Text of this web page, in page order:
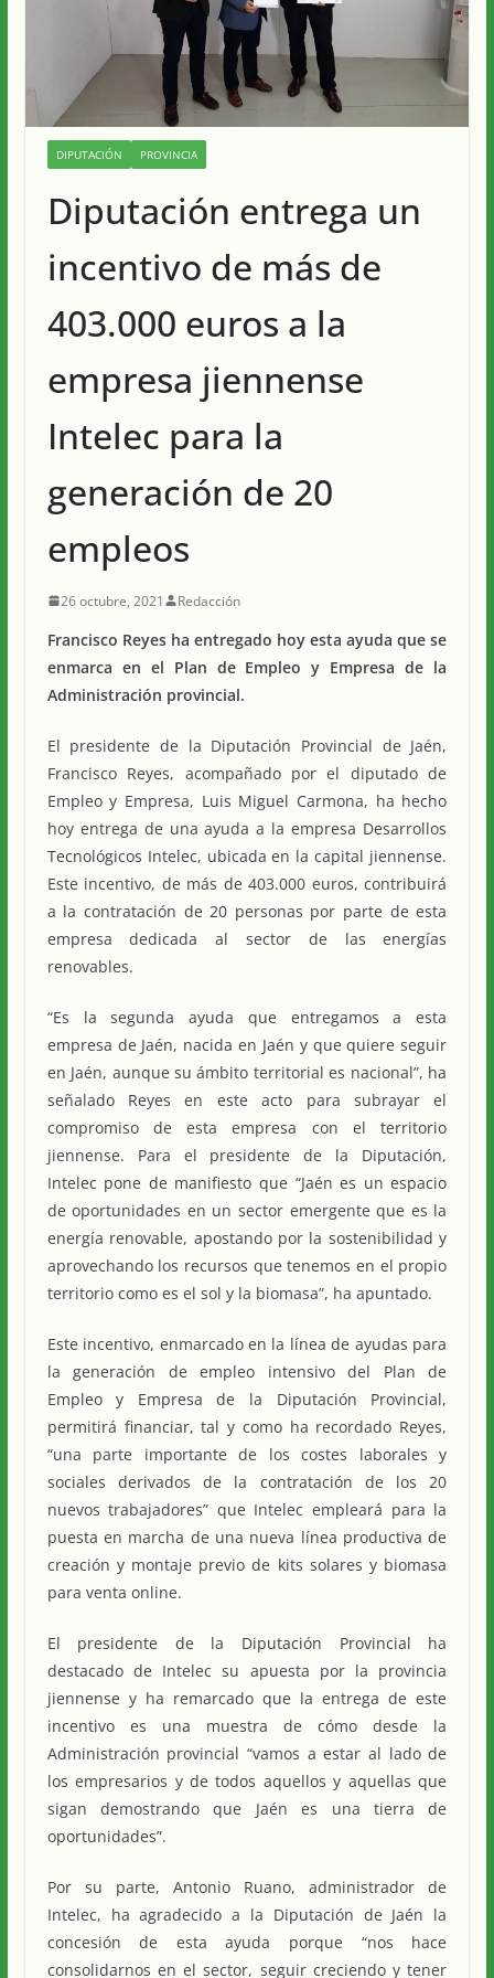
DIPUTACIÓN PROVINCIA
Diputación entrega un
incentivo de más de
403.000 euros a la
empresa jiennense
Intelec para la
generación de 20
empleos
26 octubre, 2021 Redacción
Francisco Reyes ha entregado hoy esta ayuda que se
enmarca en el Plan de Empleo y Empresa de la
Administración provincial.
El presidente de la Diputación Provincial de Jaén,
Francisco Reyes, acompañado por el diputado de
Empleo y Empresa, Luis Miguel Carmona, ha hecho
hoy entrega de una ayuda a la empresa Desarrollos
Tecnológicos Intelec, ubicada en la capital jiennense.
Este incentivo, de más de 403.000 euros, contribuirá
a la contratación de 20 personas por parte de esta
empresa dedicada al sector de las energías
renovables.
“Es la segunda ayuda que entregamos a esta
empresa de Jaén, nacida en Jaén y que quiere seguir
en Jaén, aunque su ámbito territorial es nacional”, ha
señalado Reyes en este acto para subrayar el
compromiso de esta empresa con el territorio
jiennense. Para el presidente de la Diputación,
Intelec pone de manifiesto que “Jaén es un espacio
de oportunidades en un sector emergente que es la
energía renovable, apostando por la sostenibilidad y
aprovechando los recursos que tenemos en el propio
territorio como es el sol y la biomasa”, ha apuntado.
Este incentivo, enmarcado en la línea de ayudas para
la generación de empleo intensivo del Plan de
Empleo y Empresa de la Diputación Provincial,
permitirá financiar, tal y como ha recordado Reyes,
“una parte importante de los costes laborales y
sociales derivados de la contratación de los 20
nuevos trabajadores” que Intelec empleará para la
puesta en marcha de una nueva línea productiva de
creación y montaje previo de kits solares y biomasa
para venta online.
El presidente de la Diputación Provincial ha
destacado de Intelec su apuesta por la provincia
jiennense y ha remarcado que la entrega de este
incentivo es una muestra de cómo desde la
Administración provincial “vamos a estar al lado de
los empresarios y de todos aquellos y aquellas que
sigan demostrando que Jaén es una tierra de
oportunidades”.
Por su parte, Antonio Ruano, administrador de
Intelec, ha agradecido a la Diputación de Jaén la
concesión de esta ayuda porque “nos hace
consolidarnos en el sector, seguir creciendo y tener